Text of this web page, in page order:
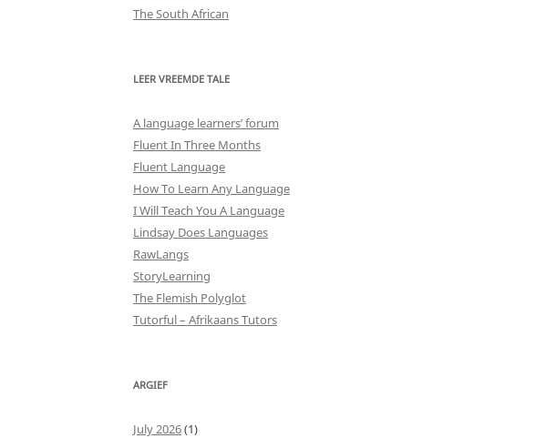
The South African
LEER VREEMDE TALE
A language learners’ forum
Fluent In Three Months
Fluent Language
How To Learn Any Language
I Will Teach You A Language
Lindsay Does Languages
RawLangs
StoryLearning
The Flemish Polyglot
Tutorful – Afrikaans Tutors
ARGIEF
July 2026(1)